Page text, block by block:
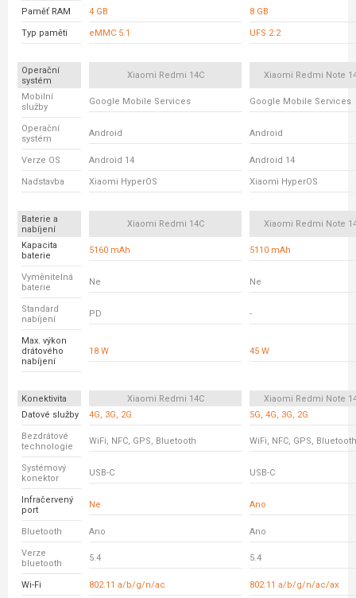
Paměť RAM 4 GB 8 GB
Typ paměti eMMC 5.1 UFS 2.2
Operační
systém
Xiaomi Redmi 14C Xiaomi Redmi Note
Mobilní
služby
Google Mobile Services Google Mobile Services
Operační
systém
Android Android
Verze OS Android 14 Android 14
Nadstavba Xiaomi HyperOS Xiaomi HyperOS
Baterie a
nabíjení
Xiaomi Redmi 14C Xiaomi Redmi Note
Kapacita
baterie
5160 mAh 5110 mAh
Vyměnitelná
baterie
Ne Ne
Standard
nabíjení
PD -
Max. výkon
drátového
nabíjení
18 W 45 W
Konektivita Xiaomi Redmi 14C
Xiaomi Redmi Note
Datové služby
4G, 3G, 2G 5G, 4G, 3G, 2G
Bezdrátové
technologie
WiFi, NFC, GPS, Bluetooth WiFi, NFC, GPS, Bluetooth
Systémový
konektor
USB-C USB-C
Infračervený
port
Ne Ano
Bluetooth Ano Ano
Verze
bluetooth
5.4 5.4
Wi-Fi 802.11 a/b/g/n/ac 802.11 a/b/g/n/ac/ax